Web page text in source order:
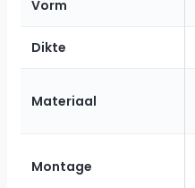
Vorm
Dikte
Materiaal
Montage